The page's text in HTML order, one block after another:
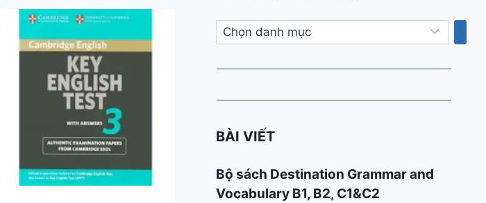
Chọn
danh
mục
BÀI VIẾT
Bộ sách Destination Grammar and
Vocabulary B1, B2, C1&C2